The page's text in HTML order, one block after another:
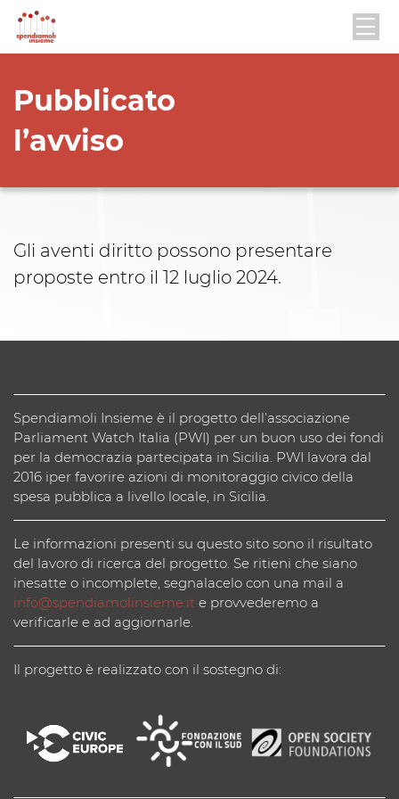
Pubblicato
l’avviso
Gli aventi diritto possono presentare
proposte entro il 12 luglio 2024.
Spendiamoli Insieme è il progetto dell’associazione
Parliament Watch Italia (PWI) per un buon uso dei fondi
per la democrazia partecipata in Sicilia. PWI lavora dal
2016 iper favorire azioni di monitoraggio civico della
spesa pubblica a livello locale, in Sicilia.
Le informazioni presenti su questo sito sono il risultato
del lavoro di ricerca del progetto. Se ritieni che siano
inesatte o incomplete, segnalacelo con una mail a
info@spendiamolinsieme.it e provvederemo a
verificarle e ad aggiornarle.
Il progetto è realizzato con il sostegno di: